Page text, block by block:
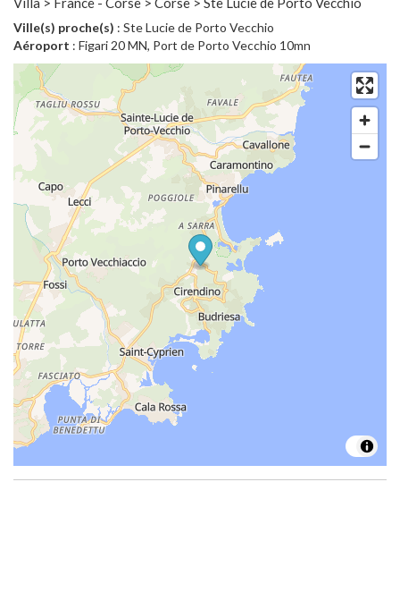
Ville(s) proche(s) : Ste Lucie de Porto Vecchio
Aéroport : Figari 20 MN, Port de Porto Vecchio 10mn